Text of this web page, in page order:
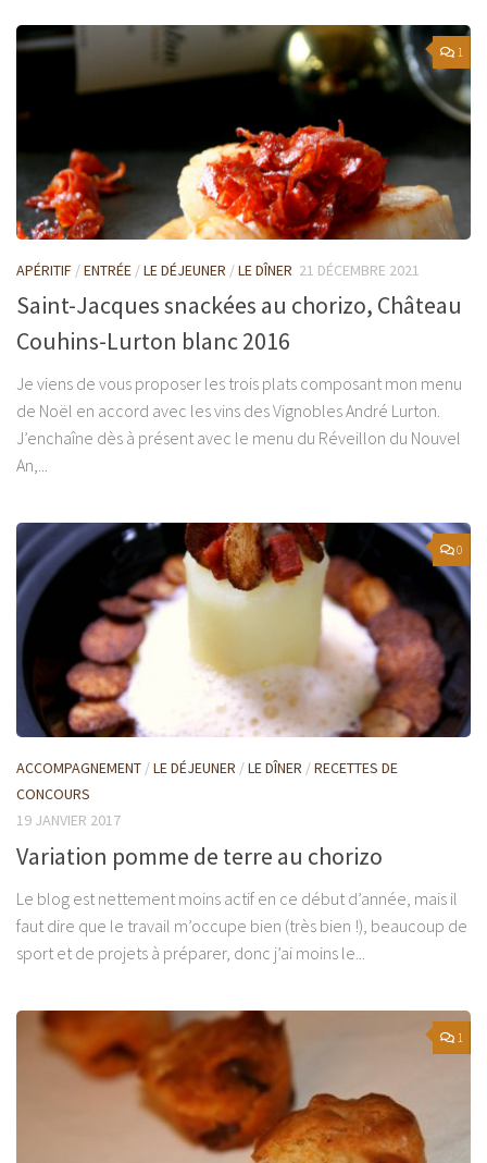
1
APÉRITIF /ENTRÉE /LE DÉJEUNER /LE DÎNER 21 DÉCEMBRE 2021
Saint-Jacques snackées au chorizo, Château
Couhins-Lurton blanc 2016
Je viens de vous proposer les trois plats composant mon menu
de Noël en accord avec les vins des Vignobles André Lurton.
J’enchaîne dès à présent avec le menu du Réveillon du Nouvel
An,...
0
ACCOMPAGNEMENT /LE DÉJEUNER /LE DÎNER /RECETTES DE
CONCOURS
19 JANVIER 2017
Variation pomme de terre au chorizo
Le blog est nettement moins actif en ce début d’année, mais il
faut dire que le travail m’occupe bien (très bien !), beaucoup de
sport et de projets à préparer, donc j’ai moins le...
1